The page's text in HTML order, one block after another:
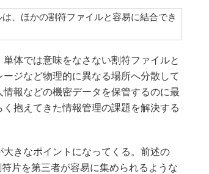
、ほかの割符ファイルと容易に結合でき
体では意味をなさない割符ファイルと
ジなど物理的に異なる場所へ分散して
報などの機密データを保管するのに最
抱えてきた情報管理の課題を解決する
きなポイントになってくる。前述の
片を第三者が容易に集められるような